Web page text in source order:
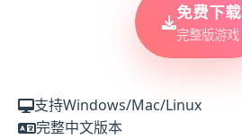
免费下载
完整版游戏
支持Windows/Mac/Linux
完整中文版本